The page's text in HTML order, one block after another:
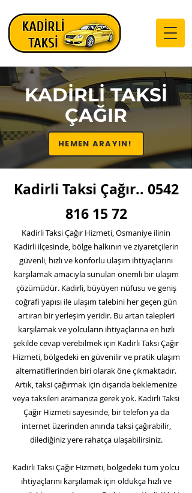
KADİRLİ TAKSİ
ÇAĞIR
HEMEN ARAYIN!
Kadirli Taksi Çağır.. 0542
816 15 72
Kadirli Taksi Çağır Hizmeti, Osmaniye ilinin
Kadirli ilçesinde, bölge halkının ve ziyaretçilerin
güvenli, hızlı ve konforlu ulaşım ihtiyaçlarını
karşılamak amacıyla sunulan önemli bir ulaşım
çözümüdür. Kadirli, büyüyen nüfusu ve geniş
coğrafi yapısı ile ulaşım talebini her geçen gün
artıran bir yerleşim yeridir. Bu artan talepleri
karşılamak ve yolcuların ihtiyaçlarına en hızlı
şekilde cevap verebilmek için Kadirli Taksi Çağır
Hizmeti, bölgedeki en güvenilir ve pratik ulaşım
alternatiflerinden biri olarak öne çıkmaktadır.
Artık, taksi çağırmak için dışarıda beklemenize
veya taksileri aramanıza gerek yok. Kadirli Taksi
Çağır Hizmeti sayesinde, bir telefon ya da
internet üzerinden anında taksi çağırabilir,
dilediğiniz yere rahatça ulaşabilirsiniz.
Kadirli Taksi Çağır Hizmeti, bölgedeki tüm yolcu
ihtiyaçlarını karşılamak için oldukça hızlı ve